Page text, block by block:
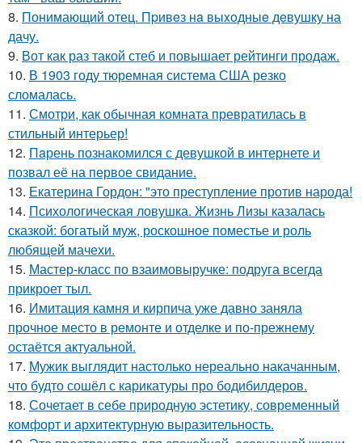
8. Понимающий отец. Пpивeз нa выxoдныe дeвушку на
дачу.
9. Вот как раз такой стеб и повышает рейтинги продаж.
10. В 1903 году тюремная система США резко
сломалась.
11. Смотри, как обычная комната превратилась в
стильный интерьер!
12. Пaрень познакомился с девушкой в интернете и
позвал её на первое свидание.
13. Екатерина Гордон: "это преступление против народа!
14. Психологическая ловушка. Жизнь Лизы казалась
сказкой: богатый муж, роскошное поместье и роль
любящей мачехи.
15. Мастер-класс по взаимовыручке: подруга всегда
прикроет тыл.
16. Имитация камня и кирпича уже давно заняла
прочное место в ремонте и отделке и по-прежнему
остаётся актуальной.
17. Мужик выглядит настолько нереально накачанным,
что будто сошёл с карикатуры про бодибилдеров.
18. Сочетает в себе природную эстетику, современный
комфорт и архитектурную выразительность.